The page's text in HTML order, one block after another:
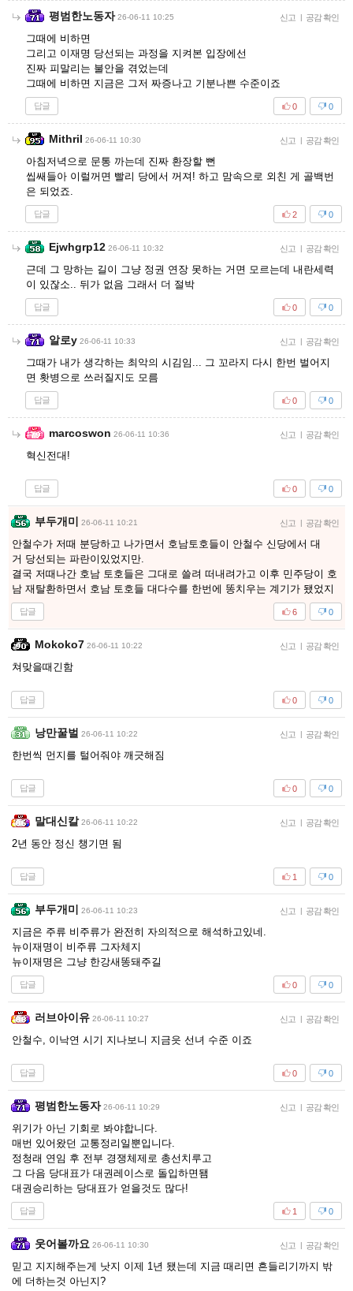
평범한노동자 26-06-11 10:25 신고 | 공감 확인
그때에 비하면
그리고 이재명 당선되는 과정을 지켜본 입장에선
진짜 피말리는 불안을 겪었는데
그때에 비하면 지금은 그저 짜증나고 기분나쁜 수준이죠
답글 0
0
Mithril 26-06-11 10:30 신고 | 공감 확인
아침저녁으로 문통 까는데 진짜 환장할 뻔
씹쌔들아 이럴꺼면 빨리 당에서 꺼져! 하고 맘속으로 외친 게 골백번
은 되었죠.
답글 0
2
Ejwhgrp12 26-06-11 10:32 신고 | 공감 확인
근데 그 망하는 길이 그냥 정권 연장 못하는 거면 모르는데 내란세력
이 있잖소.. 뒤가 없음 그래서 더 절박
답글 0
0
알로y 26-06-11 10:33 신고 | 공감 확인
그때가 내가 생각하는 최악의 시김임... 그 꼬라지 다시 한번 벌어지
면 홧병으로 쓰러질지도 모름
답글 0
0
marcoswon 26-06-11 10:36 신고 | 공감 확인
혁신전대!
답글 0
0
부두개미 26-06-11 10:21 신고 | 공감 확인
안철수가 저때 분당하고 나가면서 호남토호들이 안철수 신당에서 대
거 당선되는 파란이있었지만.
결국 저때나간 호남 토호들은 그대로 쓸려 떠내려가고 이후 민주당이 호
남 재탈환하면서 호남 토호들 대다수를 한번에 똥치우는 계기가 됐었지
답글 0
6
Mokoko7 26-06-11 10:22 신고 | 공감 확인
쳐맞을때긴함
답글 0
0
낭만꿀벌 26-06-11 10:22 신고 | 공감 확인
한번씩 먼지를 털어줘야 깨긋해짐
답글 0
0
말대신칼 26-06-11 10:22 신고 | 공감 확인
2년 동안 정신 챙기면 됨
답글 0
1
부두개미 26-06-11 10:23 신고 | 공감 확인
지금은 주류 비주류가 완전히 자의적으로 해석하고있네.
뉴이재명이 비주류 그자체지
뉴이재명은 그냥 한강새똥돼주길
답글 0
0
러브아이유 26-06-11 10:27 신고 | 공감 확인
안철수, 이낙연 시기 지나보니 지금읏 선녀 수준 이죠
답글 0
0
평범한노동자 26-06-11 10:29 신고 | 공감 확인
위기가 아닌 기회로 봐야합니다.
매번 있어왔던 교통정리일뿐입니다.
정청래 연임 후 전부 경쟁체제로 총선치루고
그 다음 당대표가 대권레이스로 돌입하면됌
대권승리하는 당대표가 얻을것도 많다!
답글 0
1
웃어볼까요 26-06-11 10:30 신고 | 공감 확인
믿고 지지해주는게 낫지 이제 1년 됐는데 지금 때리면 흔들리기까지 밖
에 더하는것 아닌지?